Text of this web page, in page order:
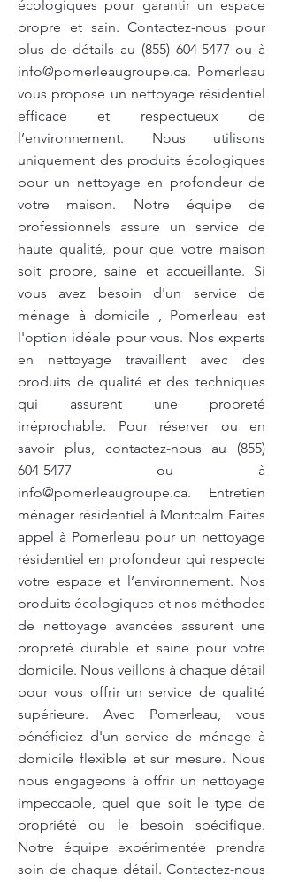
écologiques pour garantir un espace
propre et sain. Contactez-nous pour
plus de détails au (855) 604-5477 ou à
info@pomerleaugroupe.ca. Pomerleau
vous propose un nettoyage résidentiel
efficace et respectueux de
l’environnement. Nous utilisons
uniquement des produits écologiques
pour un nettoyage en profondeur de
votre maison. Notre équipe de
professionnels assure un service de
haute qualité, pour que votre maison
soit propre, saine et accueillante. Si
vous avez besoin d'un service de
ménage à domicile , Pomerleau est
l'option idéale pour vous. Nos experts
en nettoyage travaillent avec des
produits de qualité et des techniques
qui assurent une propreté
irréprochable. Pour réserver ou en
savoir plus, contactez-nous au (855)
604-5477 ou à
info@pomerleaugroupe.ca. Entretien
ménager résidentiel à Montcalm Faites
appel à Pomerleau pour un nettoyage
résidentiel en profondeur qui respecte
votre espace et l’environnement. Nos
produits écologiques et nos méthodes
de nettoyage avancées assurent une
propreté durable et saine pour votre
domicile. Nous veillons à chaque détail
pour vous offrir un service de qualité
supérieure. Avec Pomerleau, vous
bénéficiez d'un service de ménage à
domicile flexible et sur mesure. Nous
nous engageons à offrir un nettoyage
impeccable, quel que soit le type de
propriété ou le besoin spécifique.
Notre équipe expérimentée prendra
soin de chaque détail. Contactez-nous